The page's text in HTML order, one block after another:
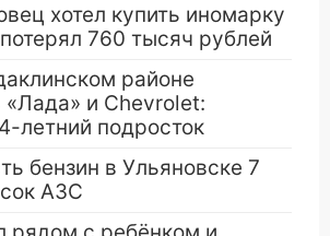
хотел купить иномарку
760 тысяч рублей
районе
«Лада» и Chevrolet:
летний подросток
бензин в Ульяновске 7
АЗС